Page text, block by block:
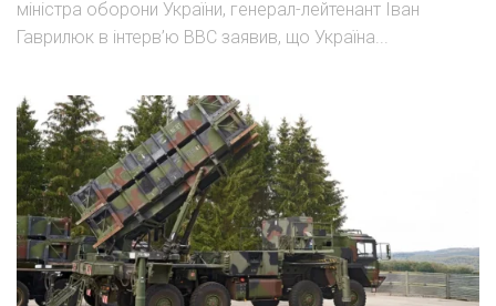
міністра оборони України, генерал-лейтенант Іван
Гаврилюк в інтерв’ю BBC заявив, що Україна...